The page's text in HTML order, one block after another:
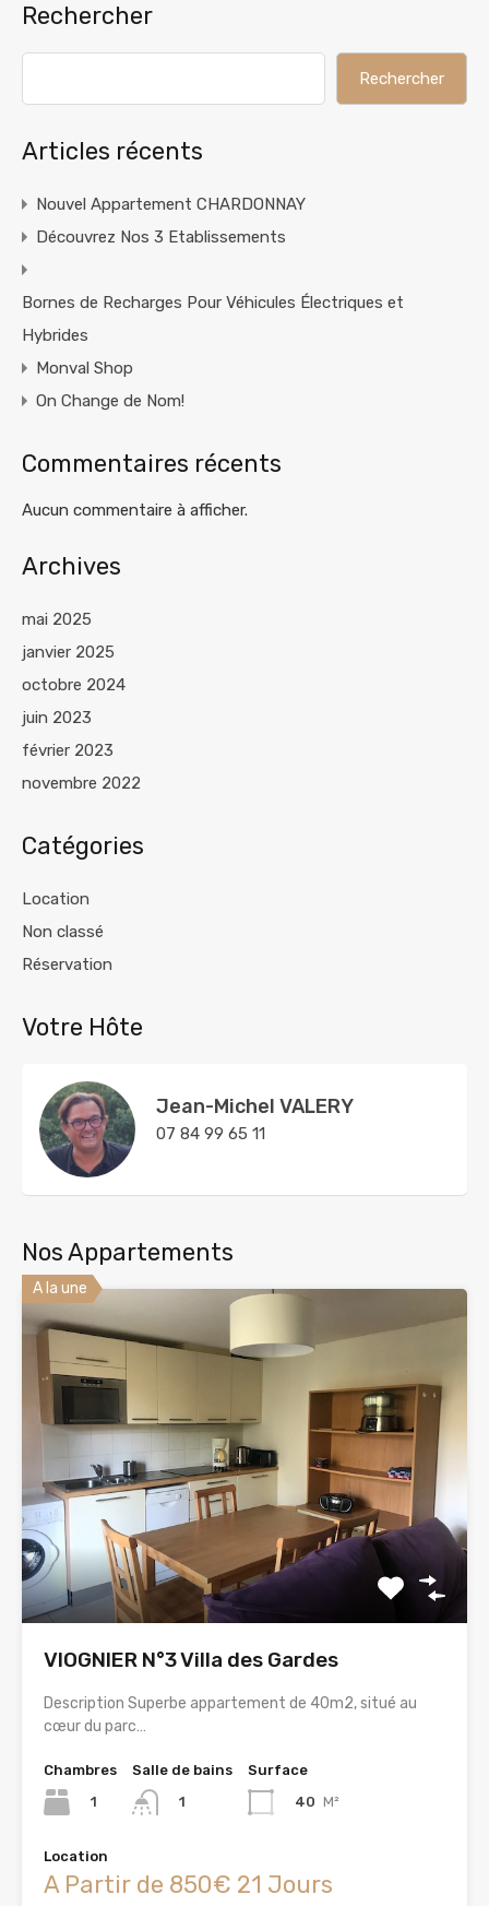
Rechercher
Rechercher
Articles récents
Nouvel Appartement CHARDONNAY
Découvrez Nos 3 Etablissements
Bornes de Recharges Pour Véhicules Électriques et
Hybrides
Monval Shop
On Change de Nom!
Commentaires récents
Aucun commentaire à afficher.
Archives
mai 2025
janvier 2025
octobre 2024
juin 2023
février 2023
novembre 2022
Catégories
Location
Non classé
Réservation
Votre Hôte
Jean-Michel VALERY
07 84 99 65 11
Nos Appartements
A la une
VIOGNIER N°3 Villa des Gardes
Description Superbe appartement de 40m2, situé au
cœur du parc…
Chambres
1
Salle de bains
1
Surface
40 M²
Location
A Partir de 850€ 21 Jours